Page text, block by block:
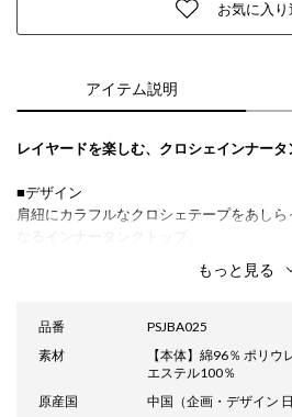
お気に入り
アイテム説明
レイヤードを楽しむ、クロシェインナー
■デザイン
肩紐にカラフルなクロシェテープをあし
本体は伸縮性のあるテレコ生地を使用し
嬉しいポイントです。
シンプルなトップスやワンピースと合わ
もっと見る
品番
PSJBA025
素材
【本体】綿96％ ポリウ
エステル100％
原産国
中国（企画・デザイン